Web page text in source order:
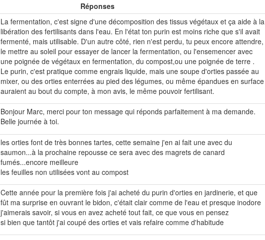
Réponses
La fermentation, c'est signe d'une décomposition des tissus végétaux et ça aide à la
libération des fertilisants dans l'eau. En l'état ton purin est moins riche que s'il avait
fermenté, mais utilisable. D'un autre côté, rien n'est perdu, tu peux encore attendre,
le mettre au soleil pour essayer de lancer la fermentation, ou l'ensemencer avec
une poignée de végétaux en fermentation, du compost,ou une poignée de terre .
Le purin, c'est pratique comme engrais liquide, mais une soupe d'orties passée au
mixer, ou des orties enterrées au pied des légumes, ou même épandues en surface
auraient au bout du compte, à mon avis, le même pouvoir fertilisant.
Bonjour Marc, merci pour ton message qui réponds parfaitement à ma demande.
Belle journée à toi.
les orties font de très bonnes tartes, cette semaine j'en ai fait une avec du
saumon...à la prochaine repousse ce sera avec des magrets de canard
fumés...encore meilleure
les feuilles non utilisées vont au compost
Cette année pour la première fois j'ai acheté du purin d'orties en jardinerie, et que
fût ma surprise en ouvrant le bidon, c'était clair comme de l'eau et presque inodore
j'aimerais savoir, si vous en avez acheté tout fait, ce que vous en pensez
si bien que tantôt j'ai coupé des orties et vais refaire comme d'habitude